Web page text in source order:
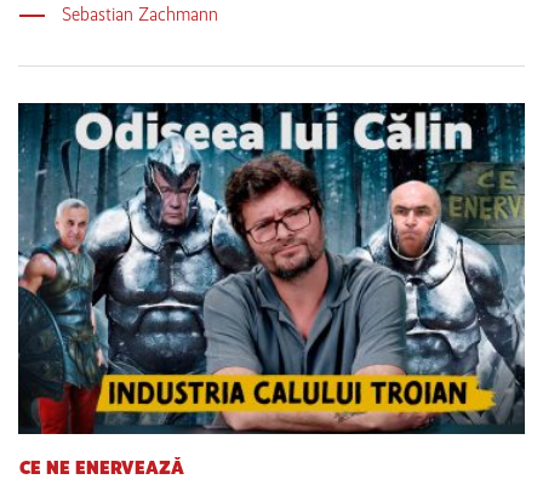
Sebastian Zachmann
CE NE ENERVEAZĂ